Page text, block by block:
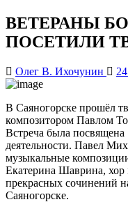
ВЕТЕРАНЫ
ПОСЕТИЛИ
Олег В. Ихочунин
В Саяногорске прошёл
композитором Павлом
Встреча была
деятельности. Павел
музыкальные
Екатерина Шаврина, хор
прекрасных сочинений
Саяногорске.